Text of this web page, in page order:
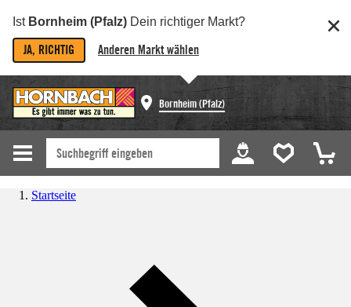
Ist Bornheim (Pfalz) Dein richtiger Markt?
JA, RICHTIG Anderen Markt wählen
Bornheim (Pfalz)
Startseite